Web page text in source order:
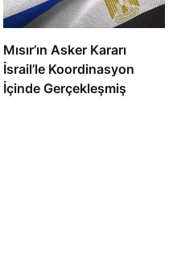
Mısır’ın Asker Kararı
İsrail’le Koordinasyon
İçinde Gerçekleşmiş